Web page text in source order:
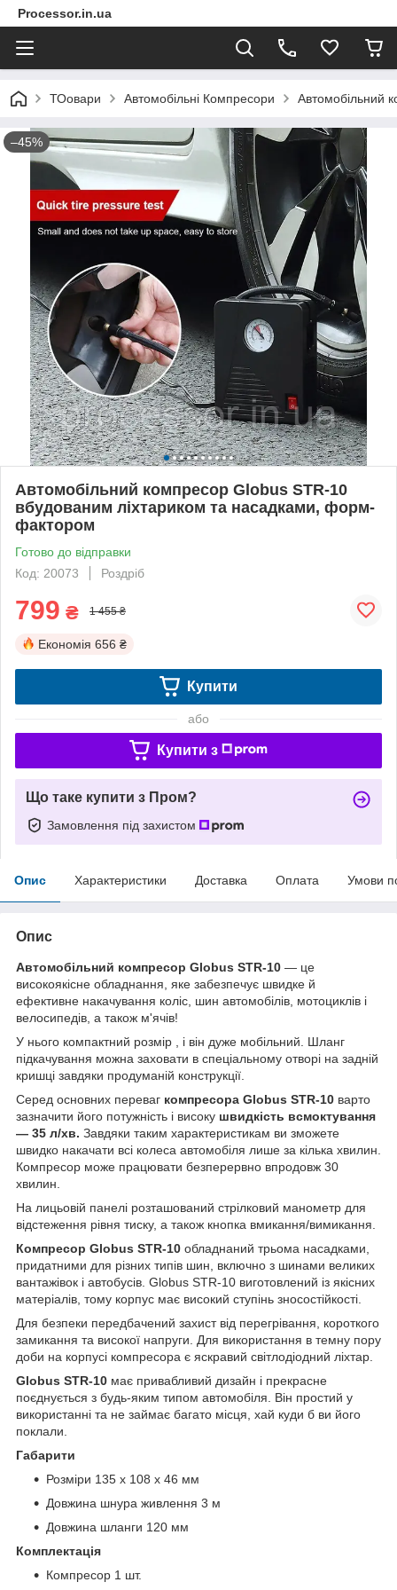
Processor.in.ua
ТОовари Автомобільні Компресори Автомобільний
–45%
Автомобільний компресор Globus STR-10
вбудованим ліхтариком та насадками, форм-
фактором
Готово до відправки
Код: 20073
Роздріб
799 ₴ 1 455 ₴
Економія 656 ₴
Купити
або
Купити з
Що таке купити з Пром?
Замовлення під захистом
Опис Характеристики Доставка Оплата Умови
Опис
Автомобільний компресор Globus STR-10 — це
високоякісне обладнання, яке забезпечує швидке й
ефективне накачування коліс, шин автомобілів, мотоциклів і
велосипедів, а також м'ячів!
У нього компактний розмір , і він дуже мобільний. Шланг
підкачування можна заховати в спеціальному отворі на задній
кришці завдяки продуманій конструкції.
Серед основних переваг компресора Globus STR-10 варто
зазначити його потужність і високу швидкість всмоктування
— 35 л/хв. Завдяки таким характеристикам ви зможете
швидко накачати всі колеса автомобіля лише за кілька хвилин.
Компресор може працювати безперервно впродовж 30
хвилин.
На лицьовій панелі розташований стрілковий манометр для
відстеження рівня тиску, а також кнопка вмикання/вимикання.
Компресор Globus STR-10 обладнаний трьома насадками,
придатними для різних типів шин, включно з шинами великих
вантажівок і автобусів. Globus STR-10 виготовлений із якісних
матеріалів, тому корпус має високий ступінь зносостійкості.
Для безпеки передбачений захист від перегрівання, короткого
замикання та високої напруги. Для використання в темну пору
доби на корпусі компресора є яскравий світлодіодний ліхтар.
Globus STR-10 має привабливий дизайн і прекрасне
поєднується з будь-яким типом автомобіля. Він простий у
використанні та не займає багато місця, хай куди б ви його
поклали.
Габарити
Розміри 135 х 108 х 46 мм
Довжина шнура живлення 3 м
Довжина шланги 120 мм
Комплектація
Компресор 1 шт.